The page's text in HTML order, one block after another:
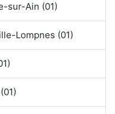
sur-Ain (01)
Lompnes (01)